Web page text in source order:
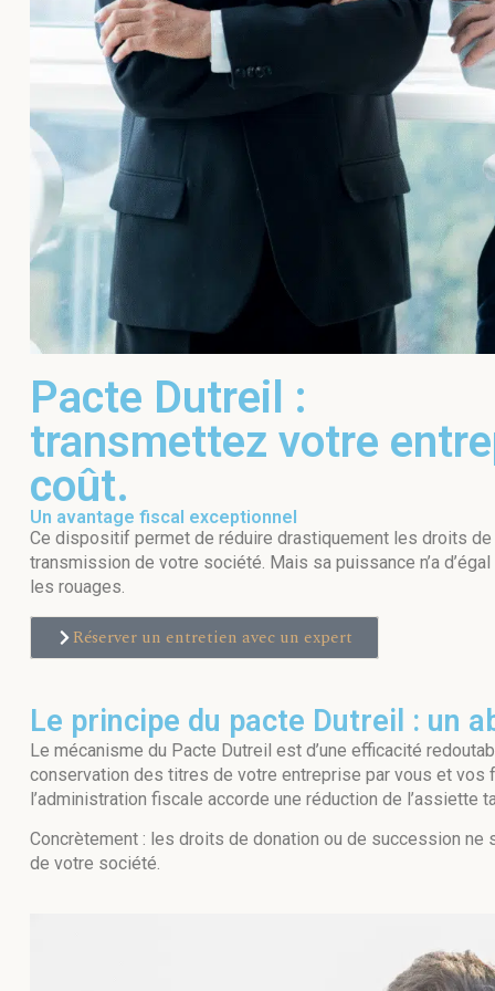
Pacte Dutreil :
transmettez votre
coût.
Un avantage fiscal exceptionnel
Ce dispositif permet de réduire drastiquement les droits
transmission de votre société. Mais sa puissance n’a
les rouages.
Réserver un entretien avec un expert
Le principe du pacte Dutreil : un
Le mécanisme du Pacte Dutreil est d’une efficacité
conservation des titres de votre entreprise par vous et vos
l’administration fiscale accorde une réduction de l’assiette
Concrètement : les droits de donation ou de succession ne
de votre société.